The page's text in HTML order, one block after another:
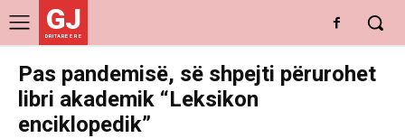
GJ
DRITARE E RE
Pas pandemisë, së shpejti përurohet
libri akademik “Leksikon
enciklopedik”